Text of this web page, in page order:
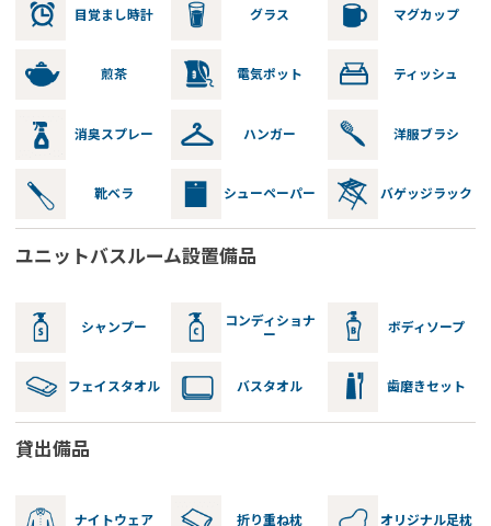
目覚まし時計 グラス マグカップ
煎茶 電気ポット ティッシュ
消臭スプレー ハンガー 洋服ブラシ
靴ベラ シューペーパー バゲッジラック
ユニットバスルーム設置備品
シャンプー
コンディショナ
ー
ボディソープ
フェイスタオル バスタオル 歯磨きセット
貸出備品
ナイトウェア 折り重ね枕 オリジナル足枕